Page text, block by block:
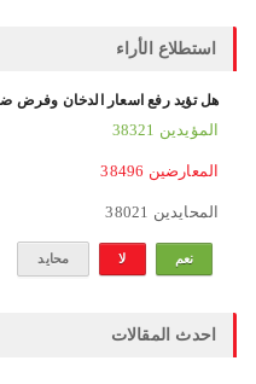
استطلاع الأراء
هل تؤيد رفع اسعار الدخان وفرض
38321 المؤيدين
38496 المعارضين
38021 المحايدين
محايد لا نعم
احدث المقالات